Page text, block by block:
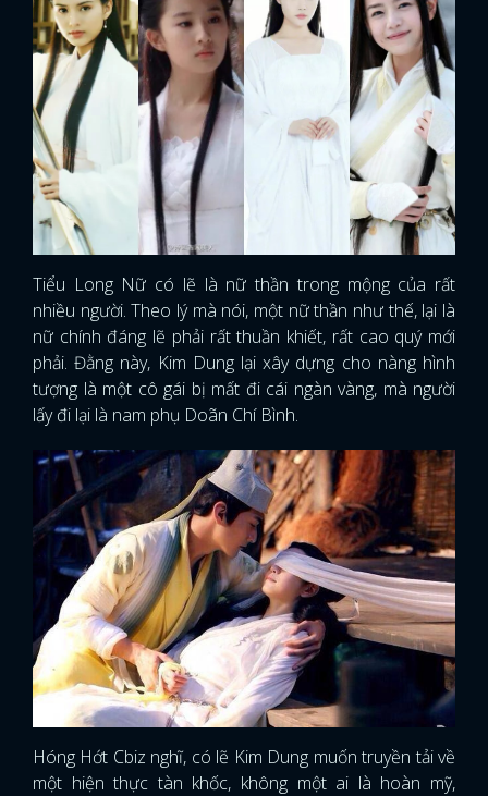
Tiểu Long Nữ có lẽ là nữ thần trong mộng của rất
nhiều người. Theo lý mà nói, một nữ thần như thế, lại là
nữ chính đáng lẽ phải rất thuần khiết, rất cao quý mới
phải. Đằng này, Kim Dung lại xây dựng cho nàng hình
tượng là một cô gái bị mất đi cái ngàn vàng, mà người
lấy đi lại là nam phụ Doãn Chí Bình.
Hóng Hớt Cbiz nghĩ, có lẽ Kim Dung muốn truyền tải về
một hiện thực tàn khốc, không một ai là hoàn mỹ,